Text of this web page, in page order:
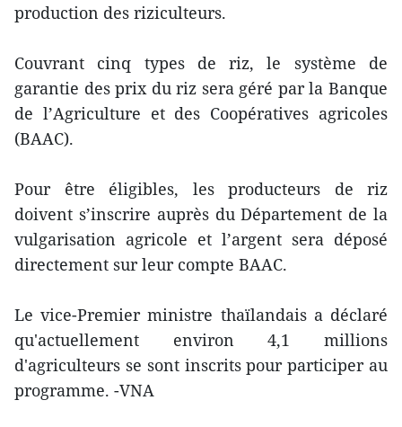
production des riziculteurs.
Couvrant cinq types de riz, le système de
garantie des prix du riz sera géré par la Banque
de l’Agriculture et des Coopératives agricoles
(BAAC).
Pour être éligibles, les producteurs de riz
doivent s’inscrire auprès du Département de la
vulgarisation agricole et l’argent sera déposé
directement sur leur compte BAAC.
Le vice-Premier ministre thaïlandais a déclaré
qu'actuellement environ 4,1 millions
d'agriculteurs se sont inscrits pour participer au
programme. -VNA